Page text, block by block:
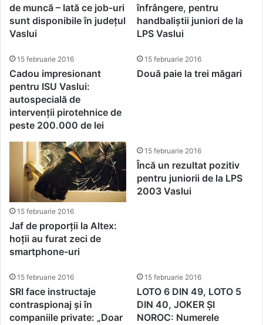
de muncă – Iată ce job-uri
sunt disponibile în județul
Vaslui
înfrângere, pentru
handbaliștii juniori de la
LPS Vaslui
15 februarie 2016
Cadou impresionant
pentru ISU Vaslui:
autospecială de
intervenții pirotehnice de
peste 200.000 de lei
15 februarie 2016
Două paie la trei măgari
15 februarie 2016
Jaf de proporții la Altex:
hoții au furat zeci de
smartphone-uri
15 februarie 2016
Încă un rezultat pozitiv
pentru juniorii de la LPS
2003 Vaslui
15 februarie 2016
SRI face instructaje
contraspionaj și în
companiile private: „Doar
15 februarie 2016
LOTO 6 DIN 49, LOTO 5
DIN 40, JOKER ȘI
NOROC: Numerele